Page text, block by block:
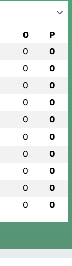
O P
0 0
0 0
0 0
0 0
0 0
0 0
0 0
0 0
0 0
0 0